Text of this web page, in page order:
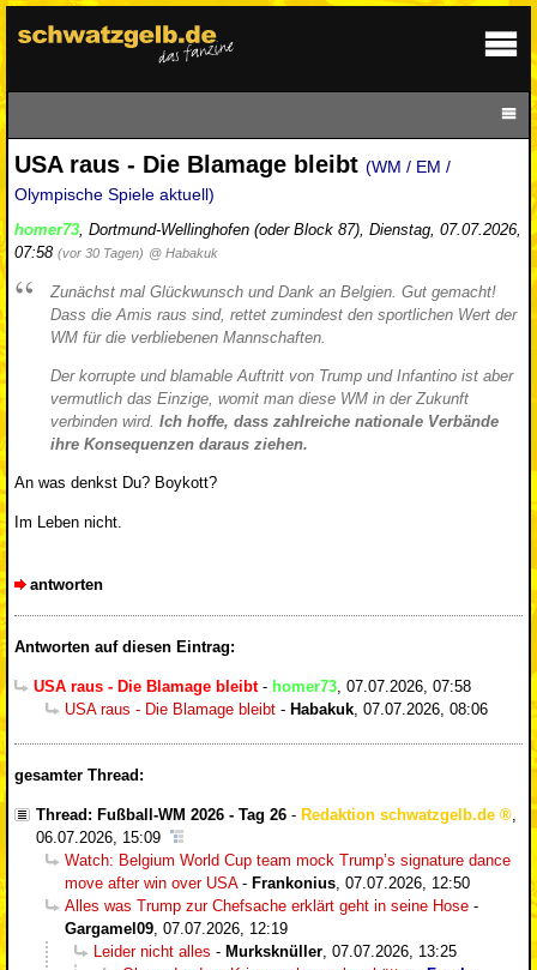
USA raus - Die Blamage bleibt (WM / EM /
Olympische Spiele aktuell)
homer73, Dortmund-Wellinghofen (oder Block 87), Dienstag, 07.07.2026,
07:58 (vor 30 Tagen) @ Habakuk
Zunächst mal Glückwunsch und Dank an Belgien. Gut gemacht!
Dass die Amis raus sind, rettet zumindest den sportlichen Wert der
WM für die verbliebenen Mannschaften.
Der korrupte und blamable Auftritt von Trump und Infantino ist aber
vermutlich das Einzige, womit man diese WM in der Zukunft
verbinden wird. Ich hoffe, dass zahlreiche nationale Verbände
ihre Konsequenzen daraus ziehen.
An was denkst Du? Boykott?
Im Leben nicht.
antworten
Antworten auf diesen Eintrag:
USA raus - Die Blamage bleibt- homer73 07.07.2026, 07:58
USA raus - Die Blamage bleibt - Habakuk 07.07.2026, 08:06
gesamter Thread:
Thread: Fußball-WM 2026 - Tag 26 - Redaktion schwatzgelb.de
,
06.07.2026, 15:09
Watch: Belgium World Cup team mock Trump’s signature dance
move after win over USA- Frankonius, 07.07.2026, 12:50
Alles was Trump zur Chefsache erklärt geht in seine Hose -
Gargamel09, 07.07.2026, 12:19
Leider nicht alles - Murksknüller, 07.07.2026, 13:25